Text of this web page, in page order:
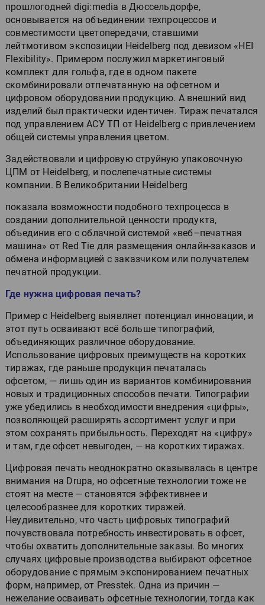
прошлогодней digi:media в Дюссельдорфе,
основывается на объединении техпроцессов и
совместимости цветопередачи, ставшими
лейтмотивом экспозиции Heidelberg под девизом «HEI
Flexibility». Примером послужил маркетинговый
комплект для гольфа, где в одном пакете
скомбинировали отпечатанную на офсетном и
цифровом оборудовании продукцию. А внешний вид
изделий был практически идентичен. Тираж печатался
под управлением АСУ ТП от Heidelberg с привлечением
общей системы управления цветом.
Задействовали и цифровую струйную упаковочную
ЦПМ от Heidelberg, и послепечатные системы
компании. В Великобритании Heidelberg
показала возможности подобного техпроцесса в
создании дополнительной ценности продукта,
объединив его с облачной системой «веб–печатная
машина» от Red Tie для размещения онлайн-заказов и
обмена информацией с заказчиком или получателем
печатной продукции.
Где нужна цифровая печать?
Пример с Heidelberg выявляет потенциал инновации, и
этот путь осваивают всё больше типографий,
объединяющих различное оборудование.
Использование цифровых преимуществ на коротких
тиражах, где раньше продукция печаталась
офсетом, — лишь один из вариантов комбинирования
новых и традиционных способов печати. Типографии
уже убедились в необходимости внедрения «цифры»,
позволяющей расширять ассортимент услуг и при
этом сохранять прибыльность. Переходят на «цифру»
и там, где офсет невыгоден, — на коротких тиражах.
Цифровая печать неоднократно оказывалась в центре
внимания на Drupa, но офсетные технологии тоже не
стоят на месте — становятся эффективнее и
целесообразнее для коротких тиражей.
Неудивительно, что часть цифровых типографий
почувствовала потребность инвестировать в офсет,
чтобы охватить дополнительные заказы. Во многих
случаях цифровые производства выбирают офсетное
оборудование с прямым экспонированием печатных
форм, например, от Presstek. Одна из причин —
нежелание осваивать офсетные технологии, тогда как